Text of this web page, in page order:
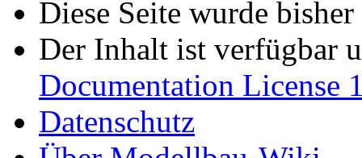
Diese Seite wurde
Der Inhalt ist verfügbar
Documentation License
Datenschutz